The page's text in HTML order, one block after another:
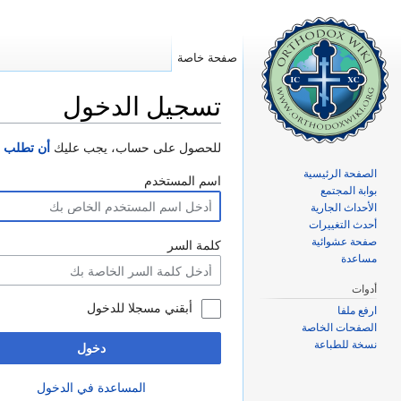
تسجيل الدخول
للحصول على حساب، يجب عليك أن تطلب
اسم المستخدم
كلمة السر
أبقني مسجلا للدخول
دخول
المساعدة في الدخول
صفحة خاصة
الصفحة الرئيسية
بوابة المجتمع
الأحداث الجارية
أحدث التغييرات
صفحة عشوائية
مساعدة
أدوات
ارفع ملفا
الصفحات الخاصة
نسخة للطباعة